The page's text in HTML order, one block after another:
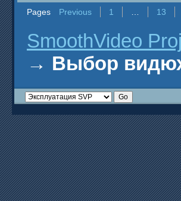
Pages Previous 1 13
SmoothVideo
→ Выбор